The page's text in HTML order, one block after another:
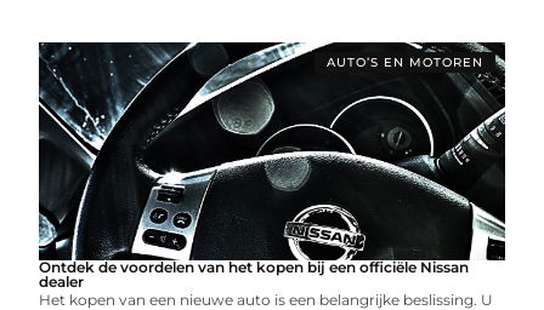
AUTO’S EN MOTOREN
Ontdek de voordelen van het kopen bij een officiële Nissan
dealer
Het kopen van een nieuwe auto is een belangrijke beslissing. U